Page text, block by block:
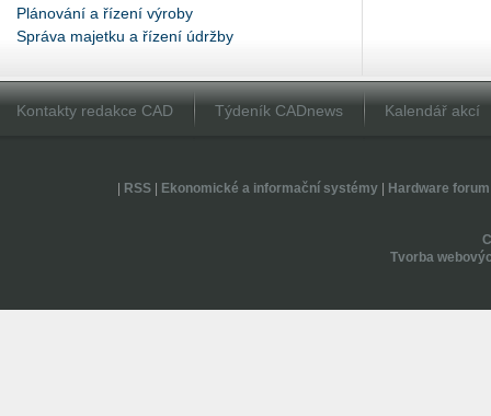
Plánování a řízení výroby
Správa majetku a řízení údržby
Kontakty redakce CAD Týdeník CADnews Kalendář akcí
RSS| Ekonomické a informační systémy| Hardware forum
Tvorba